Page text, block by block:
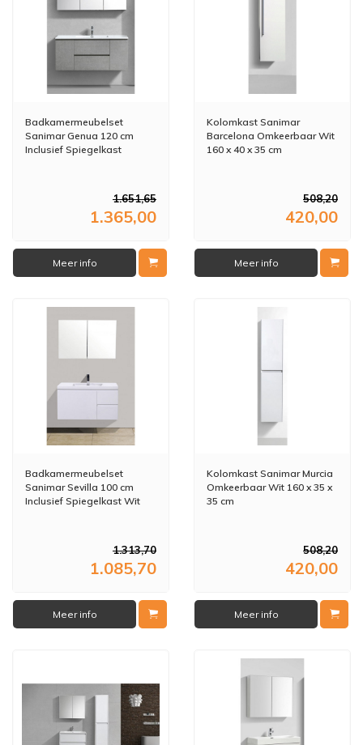
Badkamermeubelset
Sanimar Genua 120 cm
Inclusief Spiegelkast
1.651,65
1.365,00
Meer info
Kolomkast Sanimar
Barcelona Omkeerbaar Wit
160 x 40 x 35 cm
508,20
420,00
Meer info
Badkamermeubelset
Sanimar Sevilla 100 cm
Inclusief Spiegelkast Wit
1.313,70
1.085,70
Meer info
Kolomkast Sanimar Murcia
Omkeerbaar Wit 160 x 35 x
35 cm
508,20
420,00
Meer info